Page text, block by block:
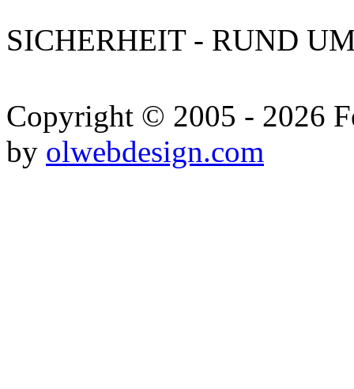
SICHERHEIT - RUND
Copyright © 2005 - 2026
by olwebdesign.com